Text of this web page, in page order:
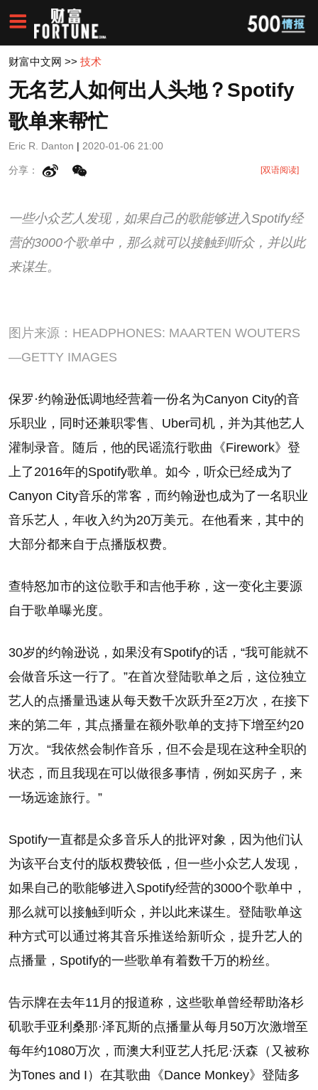
财富中文网 >> 技术
无名艺人如何出人头地？Spotify
歌单来帮忙
Eric R. Danton | 2020-01-06 21:00
分享： [双语阅读]
一些小众艺人发现，如果自己的歌能够进入Spotify经
营的3000个歌单中，那么就可以接触到听众，并以此
来谋生。
图片来源：HEADPHONES: MAARTEN WOUTERS
—GETTY IMAGES
保罗·约翰逊低调地经营着一份名为Canyon City的音
乐职业，同时还兼职零售、Uber司机，并为其他艺人
灌制录音。随后，他的民谣流行歌曲《Firework》登
上了2016年的Spotify歌单。如今，听众已经成为了
Canyon City音乐的常客，而约翰逊也成为了一名职业
音乐艺人，年收入约为20万美元。在他看来，其中的
大部分都来自于点播版权费。
查特怒加市的这位歌手和吉他手称，这一变化主要源
自于歌单曝光度。
30岁的约翰逊说，如果没有Spotify的话，“我可能就不
会做音乐这一行了。”在首次登陆歌单之后，这位独立
艺人的点播量迅速从每天数千次跃升至2万次，在接下
来的第二年，其点播量在额外歌单的支持下增至约20
万次。“我依然会制作音乐，但不会是现在这种全职的
状态，而且我现在可以做很多事情，例如买房子，来
一场远途旅行。”
Spotify一直都是众多音乐人的批评对象，因为他们认
为该平台支付的版权费较低，但一些小众艺人发现，
如果自己的歌能够进入Spotify经营的3000个歌单中，
那么就可以接触到听众，并以此来谋生。登陆歌单这
种方式可以通过将其音乐推送给新听众，提升艺人的
点播量，Spotify的一些歌单有着数千万的粉丝。
告示牌在去年11月的报道称，这些歌单曾经帮助洛杉
矶歌手亚利桑那·泽瓦斯的点播量从每月50万次激增至
每年约1080万次，而澳大利亚艺人托尼·沃森（又被称
为Tones and I）在其歌曲《Dance Monkey》登陆多